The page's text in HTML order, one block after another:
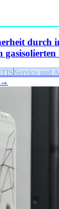
durch
Service und
→